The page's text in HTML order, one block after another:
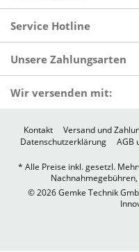
Service Hotline
Unsere Zahlungsarten
Wir versenden mit:
Kontakt Versand und
Datenschutzerklärung
AGB
* Alle Preise inkl. gesetzl.
© 2026 Gemke Technik